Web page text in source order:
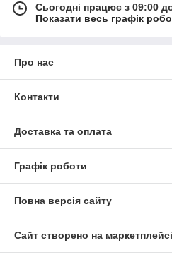
Сьогодні працює з 09:00
Показати весь графік
Про нас
Контакти
Доставка та оплата
Графік роботи
Повна версія сайту
Сайт створено на маркетплейсі